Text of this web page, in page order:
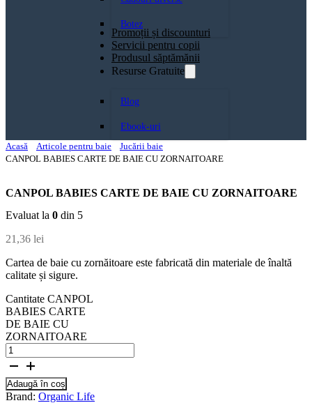
Botez
Promoții și discounturi
Servicii pentru copii
Produsul săptămănii
Resurse Gratuite
Blog
Ebook-uri
Acasă
Articole pentru baie
Jucării baie
CANPOL BABIES CARTE DE BAIE CU ZORNAITOARE
CANPOL BABIES CARTE DE BAIE CU ZORNAITOARE
Evaluat la 0 din 5
21,36 lei
Cartea de baie cu zornăitoare este fabricată din materiale de înaltă
calitate și sigure.
Cantitate CANPOL
BABIES CARTE
DE BAIE CU
ZORNAITOARE
Adaugă în coș
Brand: Organic Life